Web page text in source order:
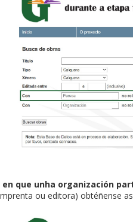
en que unha organización
ou editora) obtéñense